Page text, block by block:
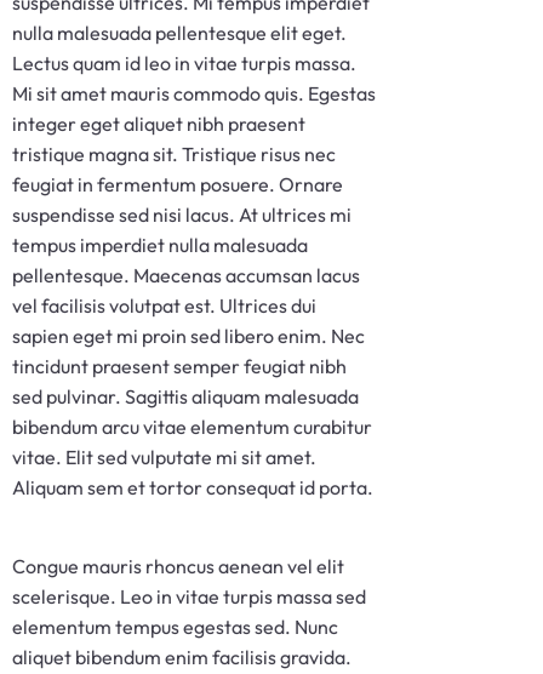
nulla malesuada pellentesque elit eget.
Lectus quam id leo in vitae turpis massa.
Mi sit amet mauris commodo quis. Egestas
integer eget aliquet nibh praesent
tristique magna sit. Tristique risus nec
feugiat in fermentum posuere. Ornare
suspendisse sed nisi lacus. At ultrices mi
tempus imperdiet nulla malesuada
pellentesque. Maecenas accumsan lacus
vel facilisis volutpat est. Ultrices dui
sapien eget mi proin sed libero enim. Nec
tincidunt praesent semper feugiat nibh
sed pulvinar. Sagittis aliquam malesuada
bibendum arcu vitae elementum curabitur
vitae. Elit sed vulputate mi sit amet.
Aliquam sem et tortor consequat id porta.
Congue mauris rhoncus aenean vel elit
scelerisque. Leo in vitae turpis massa sed
elementum tempus egestas sed. Nunc
aliquet bibendum enim facilisis gravida.